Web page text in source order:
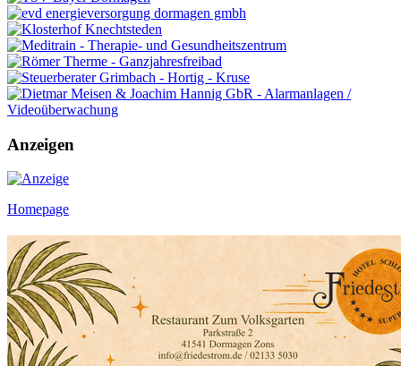
Anzeigen
Homepage